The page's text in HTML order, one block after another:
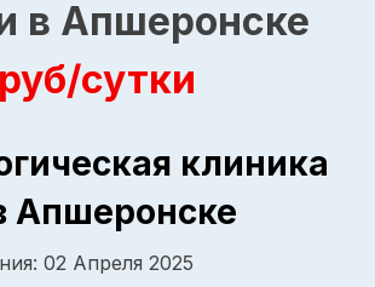
в Апшеронске
сутки
клиника
Апшеронске
02 Апреля 2025